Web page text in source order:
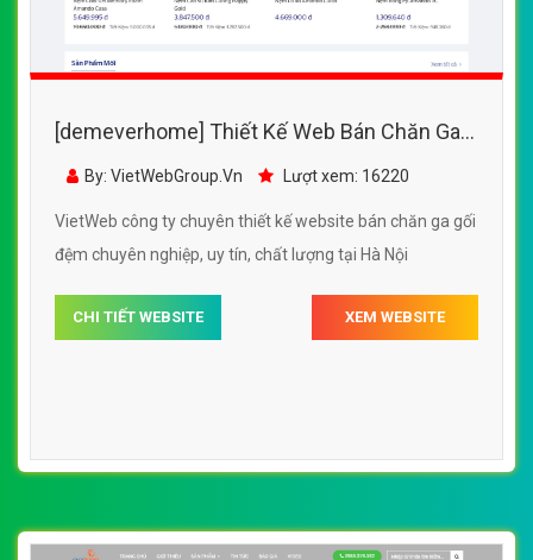
[demeverhome] Thiết Kế Web Bán Chăn Ga
Gối Đệm DEM đẹp, chuyên nghiệp chuẩn
By: VietWebGroup.Vn Lượt xem: 16220
VietWeb công ty chuyên thiết kế website bán chăn ga gối
đệm chuyên nghiệp, uy tín, chất lượng tại Hà Nội
CHI TIẾT WEBSITE XEM WEBSITE